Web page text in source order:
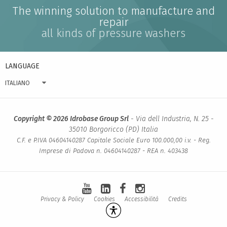
The winning solution to manufacture and
repair
all kinds of pressure washers
LANGUAGE
ITALIANO
Copyright © 2026 Idrobase Group Srl- Via dell Industria, N. 25 -
35010 Borgoricco (PD) Italia
C.F. e P.IVA 04604140287 Capitale Sociale Euro 100.000,00 i.v. - Reg.
Imprese di Padova n. 04604140287 - REA n. 403438
Privacy & Policy Cookies Accessibilità Credits